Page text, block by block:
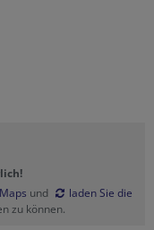
und
laden Sie die
zu können.